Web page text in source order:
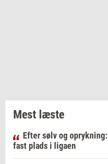
Mest læste
Efter sølv og
fast plads i ligaen